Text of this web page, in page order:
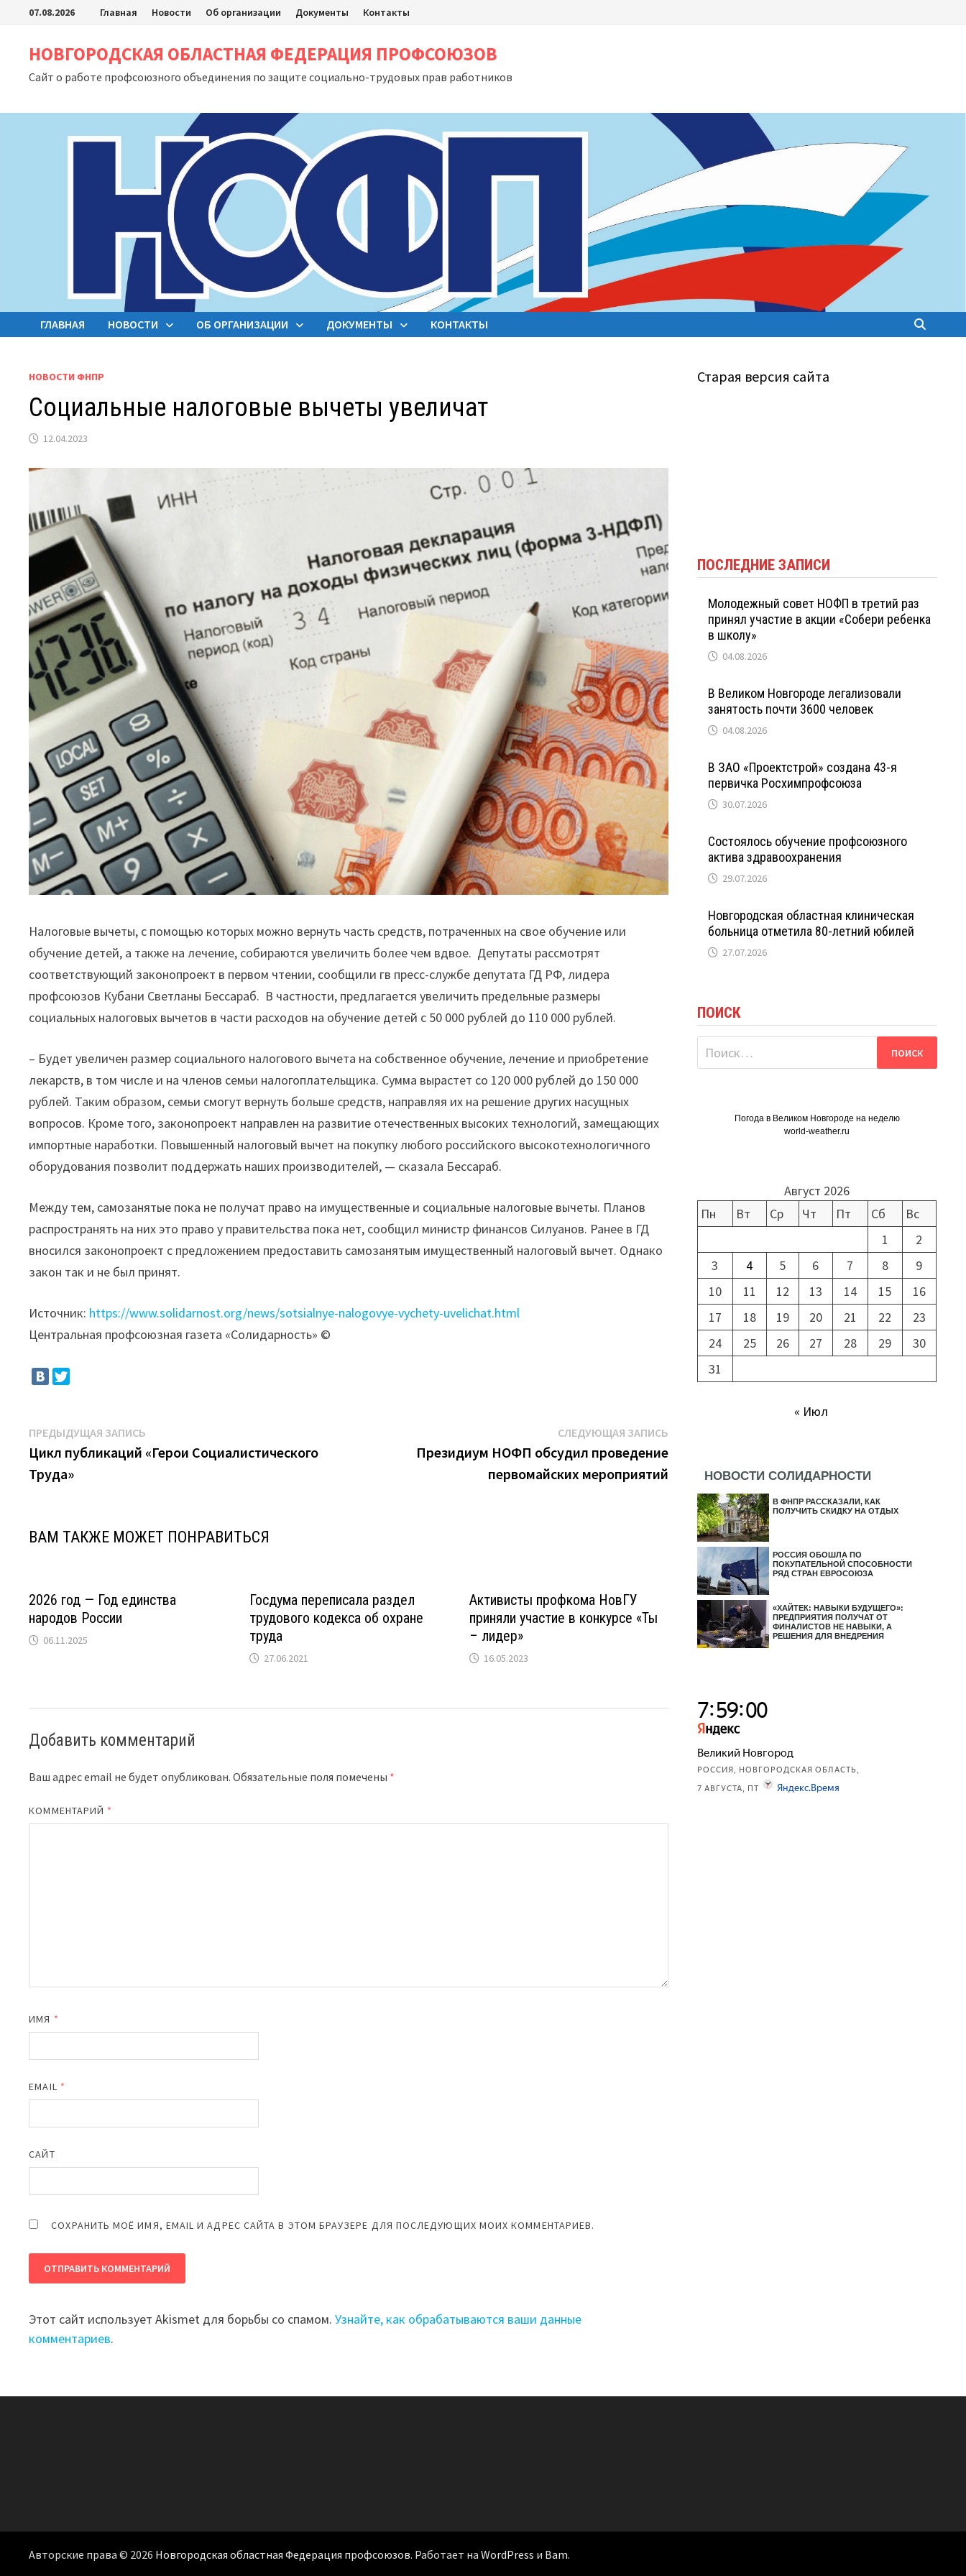
Перейти
содержимому
07.08.2026 Главная Новости Об организации Документы Контакты
НОВГОРОДСКАЯ ОБЛАСТНАЯ ФЕДЕРАЦИЯ ПРОФСОЮЗОВ
Сайт о работе профсоюзного объединения по защите социально-трудовых прав работников
ГЛАВНАЯ НОВОСТИ ОБ ОРГАНИЗАЦИИ ДОКУМЕНТЫ КОНТАКТЫ
НОВОСТИ ФНПР
Социальные налоговые вычеты увеличат
12.04.2023
Налоговые вычеты, с помощью которых можно вернуть часть средств, потраченных на свое обучение или
обучение детей, а также на лечение, собираются увеличить более чем вдвое. Депутаты рассмотрят
соответствующий законопроект в первом чтении, сообщили гв пресс-службе депутата ГД РФ, лидера
профсоюзов Кубани Светланы Бессараб. В частности, предлагается увеличить предельные размеры
социальных налоговых вычетов в части расходов на обучение детей с 50 000 рублей до 110 000 рублей.
– Будет увеличен размер социального налогового вычета на собственное обучение, лечение и приобретение
лекарств, в том числе и на членов семьи налогоплательщика. Сумма вырастет со 120 000 рублей до 150 000
рублей. Таким образом, семьи смогут вернуть больше средств, направляя их на решение других насущных
вопросов. Кроме того, законопроект направлен на развитие отечественных высоких технологий, замещающих
импортные наработки. Повышенный налоговый вычет на покупку любого российского высокотехнологичного
оборудования позволит поддержать наших производителей, — сказала Бессараб.
Между тем, самозанятые пока не получат право на имущественные и социальные налоговые вычеты. Планов
распространять на них это право у правительства пока нет, сообщил министр финансов Силуанов. Ранее в ГД
вносился законопроект с предложением предоставить самозанятым имущественный налоговый вычет. Однако
закон так и не был принят.
Источник: https://www.solidarnost.org/news/sotsialnye-nalogovye-vychety-uvelichat.html
Центральная профсоюзная газета «Солидарность» ©
Навигация
по
записям
ПРЕДЫДУЩАЯ ЗАПИСЬ
запись:
Цикл публикаций «Герои Социалистического
Труда»
СЛЕДУЮЩАЯ ЗАПИСЬСледующая
запись:
Президиум НОФП обсудил проведение
первомайских мероприятий
ВАМ ТАКЖЕ МОЖЕТ ПОНРАВИТЬСЯ
2026 год — Год единства
народов России
06.11.2025
Госдума переписала раздел
трудового кодекса об охране
труда
27.06.2021
Активисты профкома НовГУ
приняли участие в конкурсе «Ты
– лидер»
16.05.2023
Добавить комментарий
Ваш адрес email не будет опубликован. Обязательные поля помечены *
КОММЕНТАРИЙ *
ИМЯ *
EMAIL *
САЙТ
СОХРАНИТЬ МОЁ ИМЯ, EMAIL И АДРЕС САЙТА В ЭТОМ БРАУЗЕРЕ ДЛЯ ПОСЛЕДУЮЩИХ МОИХ КОММЕНТАРИЕВ.
Этот сайт использует Akismet для борьбы со спамом.Узнайте, как обрабатываются ваши данные
комментариев.
Старая версия сайта
ПОСЛЕДНИЕ ЗАПИСИ
Молодежный совет НОФП в третий раз
принял участие в акции «Собери ребенка
в школу»
04.08.2026
В Великом Новгороде легализовали
занятость почти 3600 человек
04.08.2026
В ЗАО «Проектстрой» создана 43-я
первичка Росхимпрофсоюза
30.07.2026
Состоялось обучение профсоюзного
актива здравоохранения
29.07.2026
Новгородская областная клиническая
больница отметила 80-летний юбилей
27.07.2026
ПОИСК
Найти:
Погода в Великом Новгороде на неделю
world-weather.ru
Август 2026
Пн
Вт Ср Чт Пт Сб
Вс
1
2
3
4 5 6 7 8
9
10
11 12 13 14 15
16
17
18 19 20 21 22
23
24
25 26 27 28 29
30
31
« Июл
НОВОСТИ СОЛИДАРНОСТИ
В ФНПР РАССКАЗАЛИ, КАК
ПОЛУЧИТЬ СКИДКУ НА ОТДЫХ
РОССИЯ ОБОШЛА ПО
ПОКУПАТЕЛЬНОЙ СПОСОБНОСТИ
РЯД СТРАН ЕВРОСОЮЗА
«ХАЙТЕК: НАВЫКИ БУДУЩЕГО»:
ПРЕДПРИЯТИЯ ПОЛУЧАТ ОТ
ФИНАЛИСТОВ НЕ НАВЫКИ, А
РЕШЕНИЯ ДЛЯ ВНЕДРЕНИЯ
Авторские права © 2026 Новгородская областная Федерация профсоюзов. Работает наWordPress и Bam.